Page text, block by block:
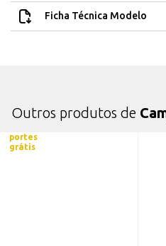
Ficha Técnica Modelo
Outros produtos de
portes
grátis